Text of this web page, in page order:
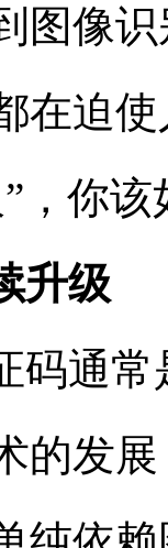
图像
在迫
，你
升级
通常
的发